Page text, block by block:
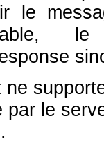
le
le
ne
par le